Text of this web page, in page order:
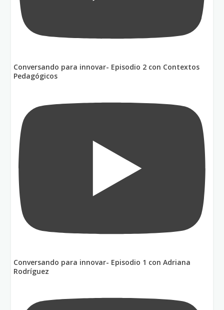
Conversando para innovar- Episodio 2 con Contextos
Pedagógicos
Conversando para innovar- Episodio 1 con Adriana
Rodríguez